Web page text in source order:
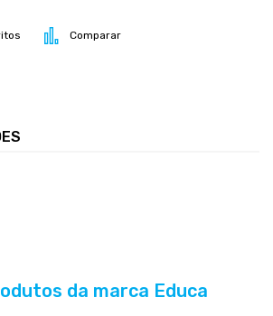
Comparar
da marca Educa